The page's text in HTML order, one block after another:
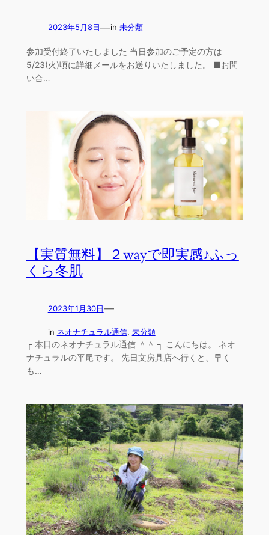
2023年5月8日 —in 未分類
参加受付終了いたしました 当日参加のご予定の方は
5/23(火)頃に詳細メールをお送りいたしました。 ■お問
い合…
【実質無料】２wayで即実感♪ふっ
くら冬肌
2023年1月30日 —
in ネオナチュラル通信, 未分類
┌ 本日のネオナチュラル通信 ＾＾ ┐ こんにちは。 ネオ
ナチュラルの平尾です。 先日文房具店へ行くと、早く
も…